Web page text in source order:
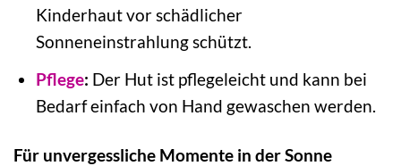
Kinderhaut vor schädlicher
Sonneneinstrahlung schützt.
Pflege: Der Hut ist pflegeleicht und kann bei
Bedarf einfach von Hand gewaschen werden.
Für unvergessliche Momente in der Sonne